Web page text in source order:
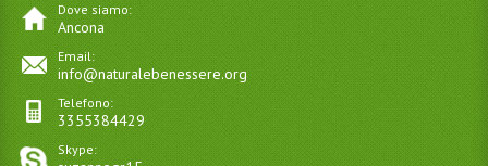
Dove siamo:
Ancona
Email:
info@naturalebenessere.org
Telefono:
3355384429
Skype: